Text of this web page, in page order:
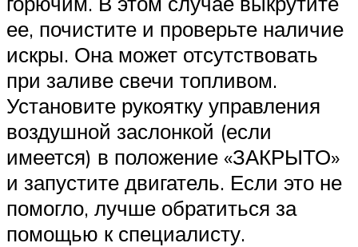
ее, почистите и проверьте наличие
искры. Она может отсутствовать
при заливе свечи топливом.
Установите рукоятку управления
воздушной заслонкой (если
имеется) в положение «ЗАКРЫТО»
и запустите двигатель. Если это не
помогло, лучше обратиться за
помощью к специалисту.